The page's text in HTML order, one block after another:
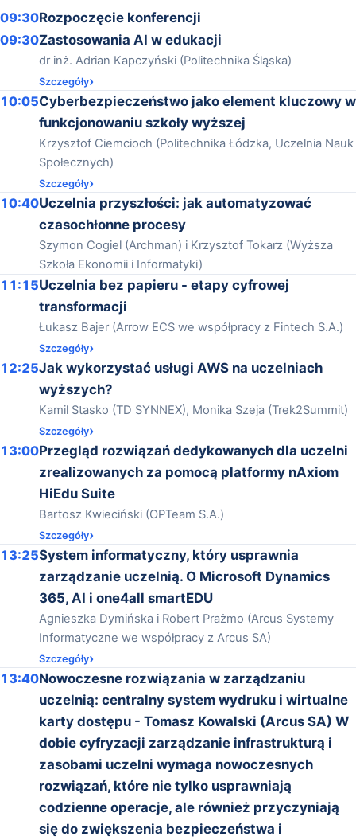
09:30Rozpoczęcie konferencji
09:30Zastosowania AI w edukacji
dr inż. Adrian Kapczyński (Politechnika Śląska)
Szczegóły
10:05Cyberbezpieczeństwo jako element kluczowy w
funkcjonowaniu szkoły wyższej
Krzysztof Ciemcioch (Politechnika Łódzka, Uczelnia Nauk
Społecznych)
Szczegóły
10:40Uczelnia przyszłości: jak automatyzować
czasochłonne procesy
Szymon Cogiel (Archman) i Krzysztof Tokarz (Wyższa
Szkoła Ekonomii i Informatyki)
11:15Uczelnia bez papieru - etapy cyfrowej
transformacji
Łukasz Bajer (Arrow ECS we współpracy z Fintech S.A.)
Szczegóły
12:25Jak wykorzystać usługi AWS na uczelniach
wyższych?
Kamil Stasko (TD SYNNEX), Monika Szeja (Trek2Summit)
Szczegóły
13:00Przegląd rozwiązań dedykowanych dla uczelni
zrealizowanych za pomocą platformy nAxiom
HiEdu Suite
Bartosz Kwieciński (OPTeam S.A.)
Szczegóły
13:25System informatyczny, który usprawnia
zarządzanie uczelnią. O Microsoft Dynamics
365, AI i one4all smartEDU
Agnieszka Dymińska i Robert Prażmo (Arcus Systemy
Informatyczne we współpracy z Arcus SA)
Szczegóły
13:40Nowoczesne rozwiązania w zarządzaniu
uczelnią: centralny system wydruku i wirtualne
karty dostępu - Tomasz Kowalski (Arcus SA) W
dobie cyfryzacji zarządzanie infrastrukturą i
zasobami uczelni wymaga nowoczesnych
rozwiązań, które nie tylko usprawniają
codzienne operacje, ale również przyczyniają
się do zwiększenia bezpieczeństwa i